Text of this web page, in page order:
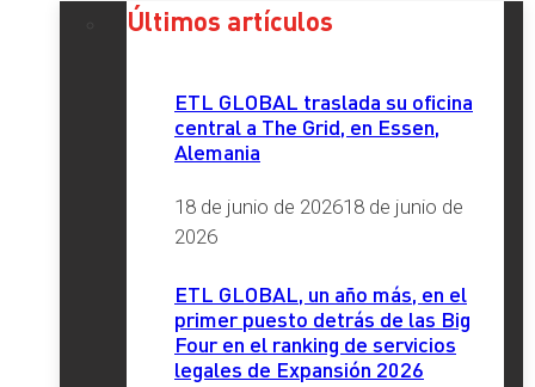
Últimos artículos
ETL GLOBAL traslada su oficina
central a The Grid, en Essen,
Alemania
18 de junio de 202618 de junio de
2026
ETL GLOBAL, un año más, en el
primer puesto detrás de las Big
Four en el ranking de servicios
legales de Expansión 2026